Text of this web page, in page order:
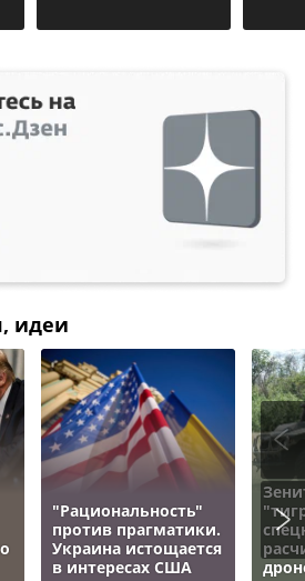
идеи
"Рациональность"
против прагматики.
Украина истощается
в интересах США